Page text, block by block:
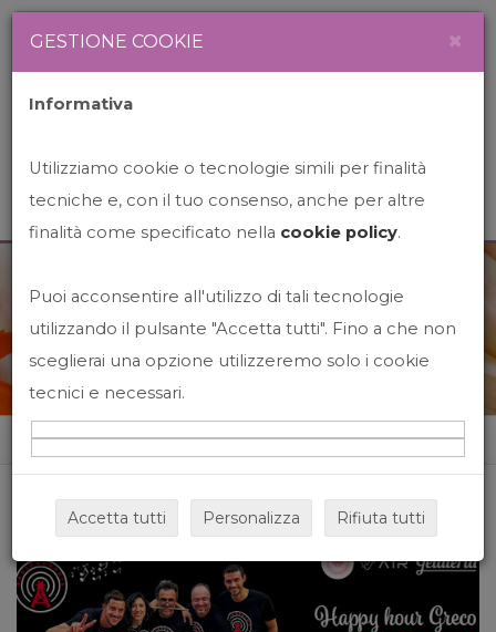
News&Events
Home News&events
GESTIONE COOKIE ×
Informativa
Utilizziamo cookie o tecnologie simili per finalità
tecniche e, con il tuo consenso, anche per altre
finalità come specificato nella cookie policy.
Puoi acconsentire all'utilizzo di tali tecnologie
utilizzando il pulsante "Accetta tutti". Fino a che non
sceglierai una opzione utilizzeremo solo i cookie
tecnici e necessari.
Accetta tutti Personalizza Rifiuta tutti